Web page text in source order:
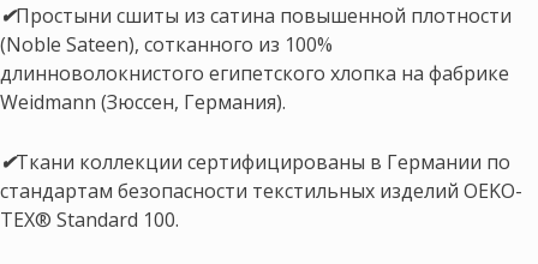
✔Простыни сшиты из сатина повышенной плотности
(Noble Sateen), сотканного из 100%
длинноволокнистого египетского хлопка на фабрике
Weidmann (Зюссен, Германия).
✔Ткани коллекции сертифицированы в Германии по
стандартам безопасности текстильных изделий OEKO-
TEX® Standard 100.